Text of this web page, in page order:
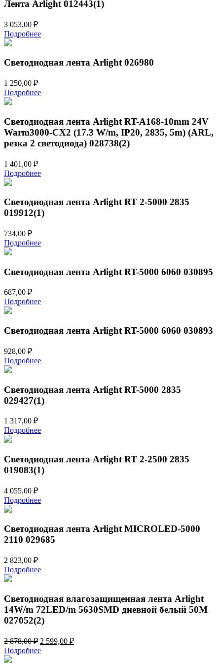
Лента Arlight 012443(1)
3 053,00 ₽
Подробнее
Светодиодная лента Arlight 026980
1 250,00 ₽
Подробнее
Светодиодная лента Arlight RT-A168-10mm 24V
Warm3000-CX2 (17.3 W/m, IP20, 2835, 5m) (ARL,
резка 2 светодиода) 028738(2)
1 401,00 ₽
Подробнее
Светодиодная лента Arlight RT 2-5000 2835
019912(1)
734,00 ₽
Подробнее
Светодиодная лента Arlight RT-5000 6060 030895
687,00 ₽
Подробнее
Светодиодная лента Arlight RT-5000 6060 030893
928,00 ₽
Подробнее
Светодиодная лента Arlight RT-5000 2835
029427(1)
1 317,00 ₽
Подробнее
Светодиодная лента Arlight RT 2-2500 2835
019083(1)
4 055,00 ₽
Подробнее
Светодиодная лента Arlight MICROLED-5000
2110 029685
2 823,00 ₽
Подробнее
Светодиодная влагозащищенная лента Arlight
14W/m 72LED/m 5630SMD дневной белый 50M
027052(2)
2 878,00₽ Первоначальная
цена
составляла
2 599,00 ₽Текущая
Подробнее